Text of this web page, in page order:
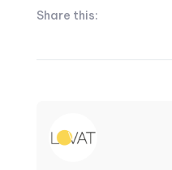
Share this: